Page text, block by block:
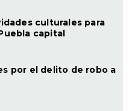
culturales para
capital
por el delito de robo a